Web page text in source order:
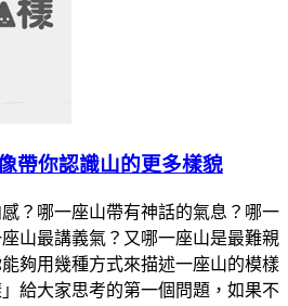
帶你認識山的更多樣貌
？哪一座山帶有神話的氣息？哪一
山最講義氣？又哪一座山是最難親
夠用幾種方式來描述一座山的模樣
給大家思考的第一個問題，如果不